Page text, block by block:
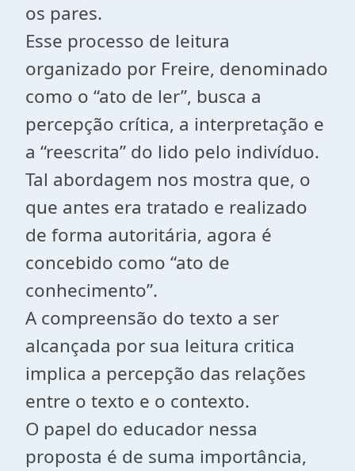
os pares.
Esse processo de leitura
organizado por Freire, denominado
como o “ato de ler”, busca a
percepção crítica, a interpretação e
a “reescrita” do lido pelo indivíduo.
Tal abordagem nos mostra que, o
que antes era tratado e realizado
de forma autoritária, agora é
concebido como “ato de
conhecimento”.
A compreensão do texto a ser
alcançada por sua leitura critica
implica a percepção das relações
entre o texto e o contexto.
O papel do educador nessa
proposta é de suma importância,